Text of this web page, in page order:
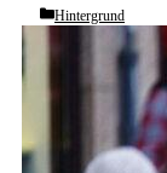
Categories
Hintergrund